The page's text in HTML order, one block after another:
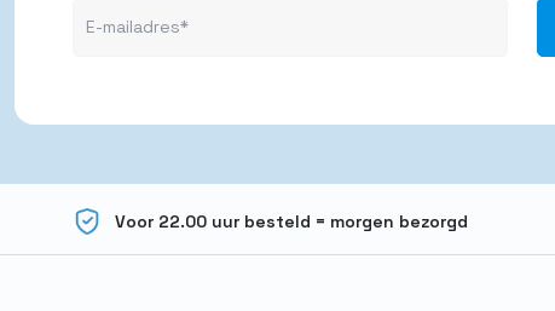
Voor 22.00 uur besteld = morgen bezorgd